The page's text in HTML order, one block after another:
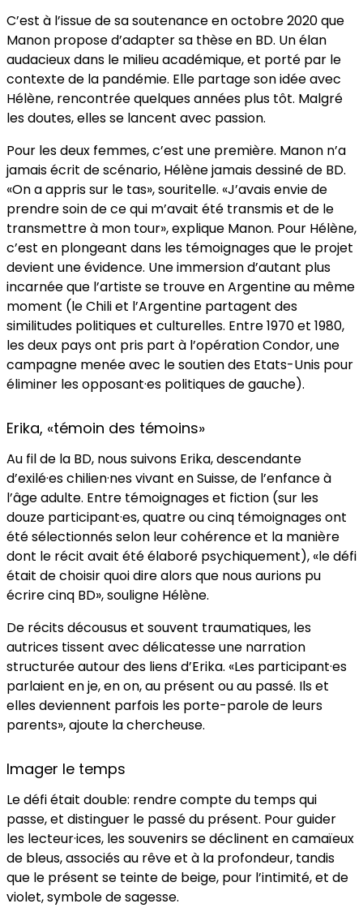
C’est à l’issue de sa soutenance en octobre 2020 que
Manon propose d’adapter sa thèse en BD. Un élan
audacieux dans le milieu académique, et porté par le
contexte de la pandémie. Elle partage son idée avec
Hélène, rencontrée quelques années plus tôt. Malgré
les doutes, elles se lancent avec passion.
Pour les deux femmes, c’est une première. Manon n’a
jamais écrit de scénario, Hélène jamais dessiné de BD.
«On a appris sur le tas», souritelle. «J’avais envie de
prendre soin de ce qui m’avait été transmis et de le
transmettre à mon tour», explique Manon. Pour Hélène,
c’est en plongeant dans les témoignages que le projet
devient une évidence. Une immersion d’autant plus
incarnée que l’artiste se trouve en Argentine au même
moment (le Chili et l’Argentine partagent des
similitudes politiques et culturelles. Entre 1970 et 1980,
les deux pays ont pris part à l’opération Condor, une
campagne menée avec le soutien des Etats-Unis pour
éliminer les opposant·es politiques de gauche).
Erika, «témoin des témoins»
Au fil de la BD, nous suivons Erika, descendante
d’exilé·es chilien·nes vivant en Suisse, de l’enfance à
l’âge adulte. Entre témoignages et fiction (sur les
douze participant·es, quatre ou cinq témoignages ont
été sélectionnés selon leur cohérence et la manière
dont le récit avait été élaboré psychiquement), «le défi
était de choisir quoi dire alors que nous aurions pu
écrire cinq BD», souligne Hélène.
De récits décousus et souvent traumatiques, les
autrices tissent avec délicatesse une narration
structurée autour des liens d’Erika. «Les participant·es
parlaient en je, en on, au présent ou au passé. Ils et
elles deviennent parfois les porte-parole de leurs
parents», ajoute la chercheuse.
Imager le temps
Le défi était double: rendre compte du temps qui
passe, et distinguer le passé du présent. Pour guider
les lecteur·ices, les souvenirs se déclinent en camaïeux
de bleus, associés au rêve et à la profondeur, tandis
que le présent se teinte de beige, pour l’intimité, et de
violet, symbole de sagesse.